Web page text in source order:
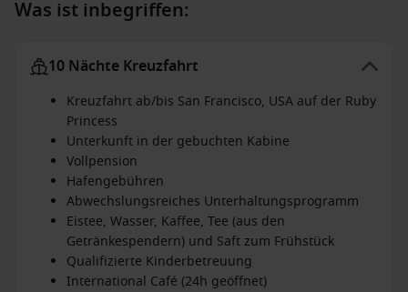
Was ist inbegriffen:
10 Nächte Kreuzfahrt
Kreuzfahrt ab/bis San Francisco, USA auf der Ruby
Princess
Unterkunft in der gebuchten Kabine
Vollpension
Hafengebühren
Abwechslungsreiches Unterhaltungsprogramm
Eistee, Wasser, Kaffee, Tee (aus den
Getränkespendern) und Saft zum Frühstück
Qualifizierte Kinderbetreuung
International Café (24h geöffnet)